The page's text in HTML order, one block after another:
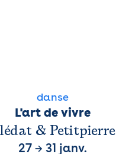
danse
L'art de vivre
& Petitpierre
27 → 31 janv.